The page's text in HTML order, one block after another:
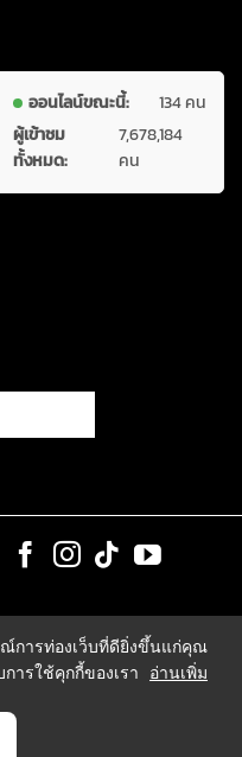
ออนไลน์ขณะนี้:
134 คน
ผู้เข้าชม
ทั้งหมด:
7,678,184
คน
การท่องเว็บที่ดียิ่งขึ้นแก่คุณ
ารใช้คุกกี้ของเรา
อ่านเพิ่ม